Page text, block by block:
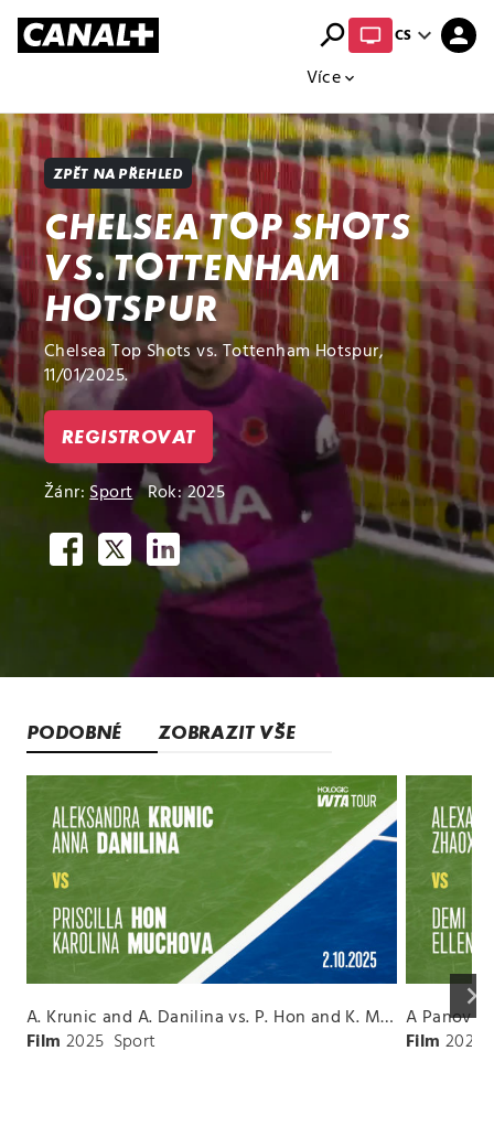
Více expand_more
search CS expand_more person
ZPĚT NA PŘEHLED
CHELSEA TOP SHOTS
VS. TOTTENHAM
HOTSPUR
Chelsea Top Shots vs. Tottenham Hotspur,
11/01/2025.
REGISTROVAT
Žánr:Sport Rok: 2025
PODOBNÉ ZOBRAZIT VŠE
keyboard_arrow_right
A. Krunic and A. Danilina vs. P. Hon and K. Muchova Match Highlights - BEIJING_Capital Group Diamond ( October 02, 2025)
Film 2025 Sport Film 2026